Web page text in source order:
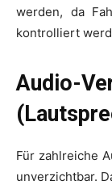
werden, da
kontrolliert
Audio-
Für zahlreiche
unverzichtbar.